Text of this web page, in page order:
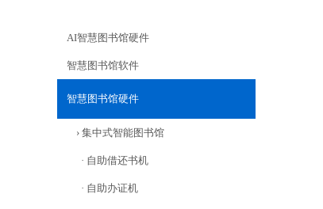
AI智慧图书馆硬件
智慧图书馆软件
智慧图书馆硬件
› 集中式智能图书馆
· 自助借还书机
· 自助办证机